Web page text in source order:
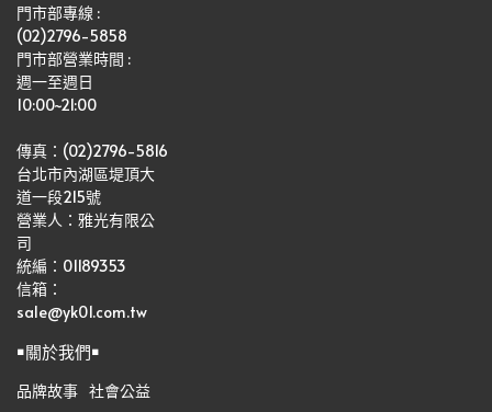
門市部專線 :
(02)2796-5858
門市部營業時間 :
週一至週日
10:00~21:00
傳真：(02)2796-5816
台北市內湖區堤頂大
道一段215號
營業人：雅光有限公
司
統編：01189353
信箱：
sale@yk01.com.tw
￭關於我們￭
品牌故事 社會公益